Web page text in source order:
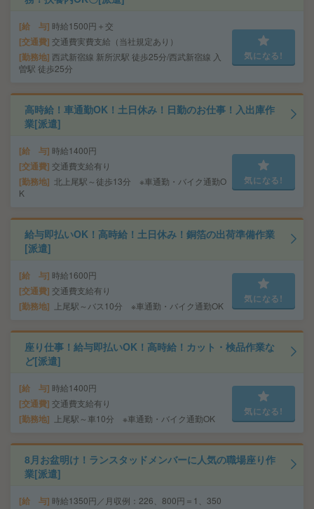
給 与 時給1500円＋交
交通費 交通費実費支給（当社規定あり）
勤務地 西武新宿線 新所沢駅 徒歩25分/西武新宿線 入
曽駅 徒歩25分
気になる!
高時給！車通勤OK！土日休み！日勤のお仕事！入出庫作
業[派遣]
給 与 時給1400円
交通費 交通費支給有り
勤務地
北上尾駅～徒歩13分 ※車通勤・バイク通勤O
K
気になる!
給与即払いOK！高時給！土日休み！銅箔の出荷準備作業
[派遣]
給 与 時給1600円
交通費 交通費支給有り
勤務地 上尾駅～バス10分 ※車通勤・バイク通勤OK
気になる!
座り仕事！給与即払いOK！高時給！カット・検品作業な
ど[派遣]
給 与 時給1400円
交通費 交通費支給有り
勤務地 上尾駅～車10分 ※車通勤・バイク通勤OK
気になる!
8月お盆明け！ランスタッドメンバーに人気の職場座り作
業[派遣]
給 与 時給1350円／月収例：226、800円＝1、350